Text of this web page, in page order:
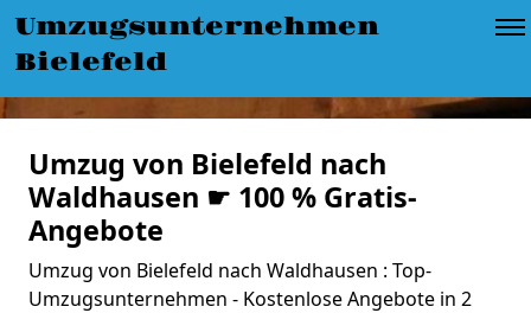
Umzugsunternehmen
Bielefeld
Umzug von Bielefeld nach
Waldhausen ☛ 100 % Gratis-
Angebote
Umzug von Bielefeld nach Waldhausen : Top-
Umzugsunternehmen - Kostenlose Angebote in 2